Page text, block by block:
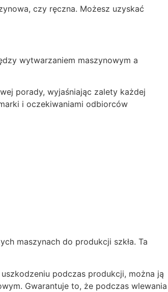
czy ręczna. Możesz uzyskać
wytwarzaniem maszynowym a
porady, wyjaśniając zalety każdej
i oczekiwaniami odbiorców
maszynach do produkcji szkła. Ta
podczas produkcji, można ją
Gwarantuje to, że podczas wlewania